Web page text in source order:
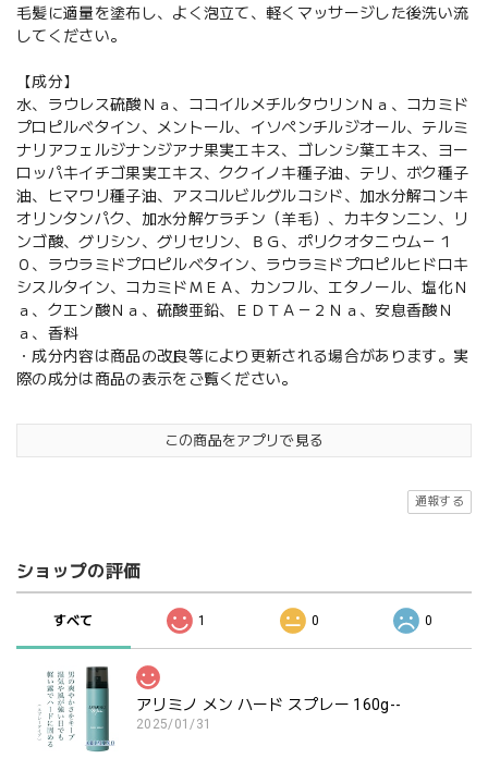
毛髪に適量を塗布し、よく泡立て、軽くマッサージした後洗い流
してください。
【成分】
水、ラウレス硫酸Ｎａ、ココイルメチルタウリンＮａ、コカミド
プロピルベタイン、メントール、イソペンチルジオール、テルミ
ナリアフェルジナンジアナ果実エキス、ゴレンシ葉エキス、ヨー
ロッパキイチゴ果実エキス、ククイノキ種子油、テリ、ボク種子
油、ヒマワリ種子油、アスコルビルグルコシド、加水分解コンキ
オリンタンパク、加水分解ケラチン（羊毛）、カキタンニン、リ
ンゴ酸、グリシン、グリセリン、ＢＧ、ポリクオタニウム－１
０、ラウラミドプロピルベタイン、ラウラミドプロピルヒドロキ
シスルタイン、コカミドＭＥＡ、カンフル、エタノール、塩化Ｎ
ａ、クエン酸Ｎａ、硫酸亜鉛、ＥＤＴＡ－２Ｎａ、安息香酸Ｎ
ａ、香料
・成分内容は商品の改良等により更新される場合があります。実
際の成分は商品の表示をご覧ください。
この商品をアプリで見る
通報する
ショップの評価
すべて 1 0 0
アリミノ メン ハード スプレー 160g--
2025/01/31